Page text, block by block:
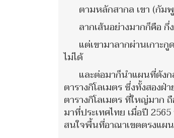
ตามหลักสากล เขา (กัมพู
ลากเส้นอย่างมากก็คือ กึ่
แต่เขามาลากผ่านเกาะกู
ไม่ได้
และต่อมาก็นำแผนที่ดัง
ตารางกิโลเมตร ซึ่งทั้งสอง
ตารางกิโลเมตร ที่ใหญ่มา
มาที่ประเทศไทย เมื่อปี
สนใจพื้นที่อาณาเขตตรงแผ